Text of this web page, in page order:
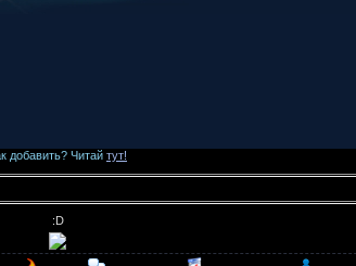
добавить? Читай тут!
:D